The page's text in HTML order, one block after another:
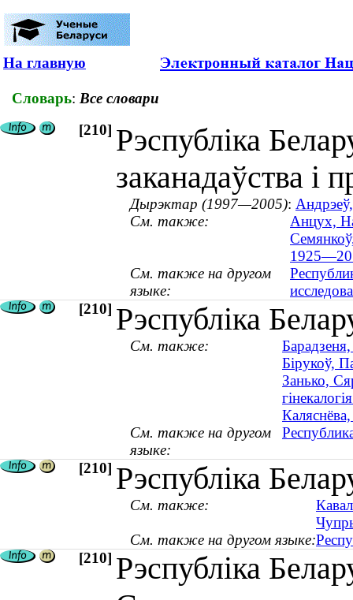
На главную
Словарь: Все словари
[210] Рэспубліка
заканадаўства і
Дырэктар (1997—2005):
См. также:
Анцух,
См. также на другом
языке:
[210] Рэспубліка
См. также:
Бірукоў,
Занько,
См. также на другом
языке:
[210] Рэспубліка
См. также:
См. также на другом языке:
[210] Рэспубліка